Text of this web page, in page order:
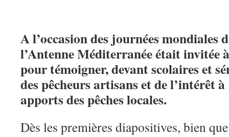
A l’occasion des journées mondiales
l’Antenne Méditerranée était invitée
pour témoigner, devant scolaires et
des pêcheurs artisans et de l’intérêt
apports des pêches locales.
Dès les premières diapositives, bien